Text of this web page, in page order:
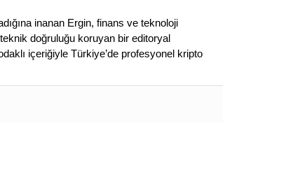
inanan Ergin, finans ve teknoloji
doğruluğu koruyan bir editoryal
içeriğiyle Türkiye’de profesyonel kripto